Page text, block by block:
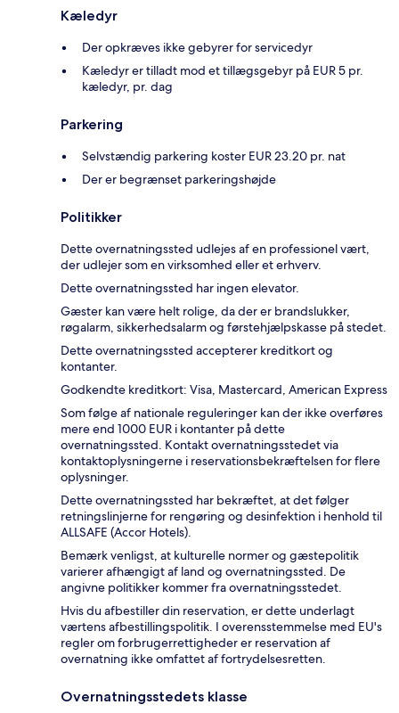
Kæledyr
Der opkræves ikke gebyrer for servicedyr
Kæledyr er tilladt mod et tillægsgebyr på EUR 5 pr.
kæledyr, pr. dag
Parkering
Selvstændig parkering koster EUR 23.20 pr. nat
Der er begrænset parkeringshøjde
Politikker
Dette overnatningssted udlejes af en professionel vært,
der udlejer som en virksomhed eller et erhverv.
Dette overnatningssted har ingen elevator.
Gæster kan være helt rolige, da der er brandslukker,
røgalarm, sikkerhedsalarm og førstehjælpskasse på stedet.
Dette overnatningssted accepterer kreditkort og
kontanter.
Godkendte kreditkort: Visa, Mastercard, American Express
Som følge af nationale reguleringer kan der ikke overføres
mere end 1000 EUR i kontanter på dette
overnatningssted. Kontakt overnatningsstedet via
kontaktoplysningerne i reservationsbekræftelsen for flere
oplysninger.
Dette overnatningssted har bekræftet, at det følger
retningslinjerne for rengøring og desinfektion i henhold til
ALLSAFE (Accor Hotels).
Bemærk venligst, at kulturelle normer og gæstepolitik
varierer afhængigt af land og overnatningssted. De
angivne politikker kommer fra overnatningsstedet.
Hvis du afbestiller din reservation, er dette underlagt
værtens afbestillingspolitik. I overensstemmelse med EU's
regler om forbrugerrettigheder er reservation af
overnatning ikke omfattet af fortrydelsesretten.
Overnatningsstedets klasse